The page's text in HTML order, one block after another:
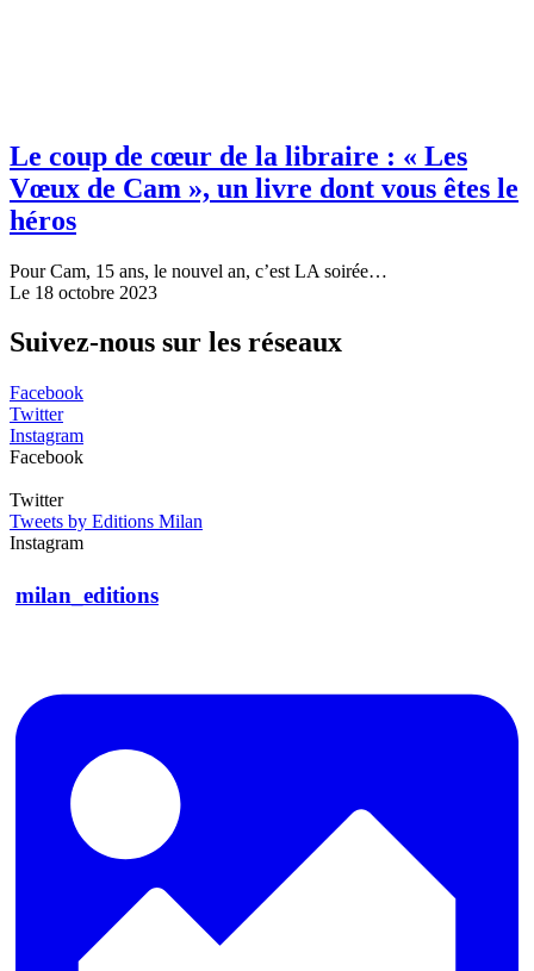
Le coup de cœur de la libraire : « Les
Vœux de Cam », un livre dont vous êtes le
héros
Pour Cam, 15 ans, le nouvel an, c’est LA soirée…
Le 18 octobre 2023
Suivez-nous sur les réseaux
Facebook
Twitter
Instagram
Facebook
Twitter
Tweets by Editions Milan
Instagram
milan_editions